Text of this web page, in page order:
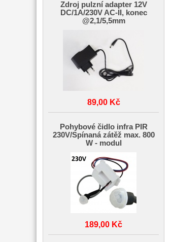
Zdroj pulzní adapter 12V
DC/1A/230V AC-II, konec
@2,1/5,5mm
89,00 Kč
Pohybové čidlo infra PIR
230V/Spínaná zátěž max. 800
W - modul
189,00 Kč